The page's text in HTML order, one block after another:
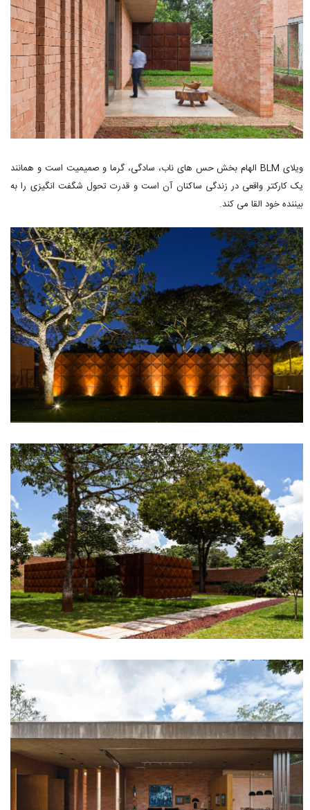
ویلای BLM الهام بخش حس های ناب، سادگی، گرما و صمیمیت است و همانند
یک کارکتر واقعی در زندگی ساکنان آن است و قدرت تحول شگفت انگیزی را به
بیننده خود القا می کند.